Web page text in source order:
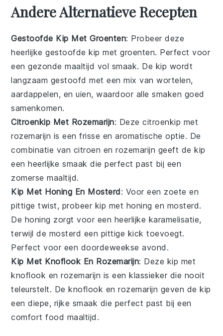
Andere Alternatieve Recepten
Gestoofde Kip Met Groenten: Probeer deze
heerlijke gestoofde kip met groenten. Perfect voor
eengezonde maaltijd vol smaak. De kip wordt
langzaam gestoofd met een mix vanwortelen,
aardappelen, enuien, waardoor alle smaken goed
samenkomen.
Citroenkip Met Rozemarijn: Deze citroenkip met
rozemarijn is een frisse en aromatische optie. De
combinatie van citroen enrozemarijn geeft de kip
een heerlijke smaak die perfect past bij een
zomerse maaltijd.
Kip Met Honing En Mosterd: Voor een zoete en
pittige twist, probeer kip met honing en mosterd.
De honing zorgt voor een heerlijke karamelisatie,
terwijl de mosterd een pittige kick toevoegt.
Perfect voor een doordeweekse avond.
Kip Met Knoflook En Rozemarijn: Deze kip met
knoflook en rozemarijn is een klassieker die nooit
teleurstelt. Deknoflook enrozemarijn geven de kip
een diepe, rijke smaak die perfect past bij een
comfort food maaltijd.